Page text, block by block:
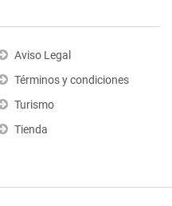
Aviso Legal
Términos y condiciones
Turismo
Tienda